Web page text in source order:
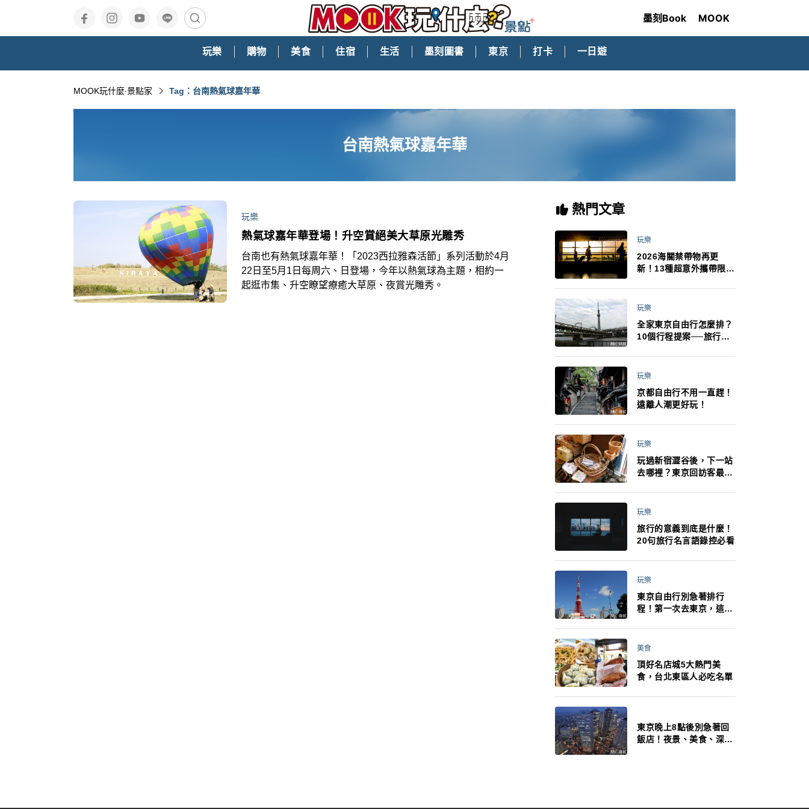
墨刻Book MOOK
玩樂 購物 美食 住宿 生活 墨刻圖書 東京 打卡 一日遊
MOOK玩什麼‧景點家 Tag：台南熱氣球嘉年華
台南熱氣球嘉年華
玩樂
熱氣球嘉年華登場！升空賞絕美大草原光雕秀
台南也有熱氣球嘉年華！「2023西拉雅森活節」系列活動於4月
22日至5月1日每周六、日登場，今年以熱氣球為主題，相約一
起逛市集、升空瞭望療癒大草原、夜賞光雕秀。
熱門文章
玩樂
2026海關禁帶物再更
新！13種超意外攜帶限
最高還罰百萬！注意事項
玩樂
全家東京自由行怎麼排？
10個行程提案──旅行不
法！
玩樂
京都自由行不用一直趕！
遠離人潮更好玩！
玩樂
玩過新宿澀谷後，下一站
去哪裡？東京回訪客最推
玩樂
旅行的意義到底是什麼！
20句旅行名言語錄控必看
玩樂
東京自由行別急著排行
程！第一次去東京，這10
美食
頂好名店城5大熱門美
食，台北東區人必吃名單
東京晚上8點後別急著回
飯店！夜景、美食、深夜